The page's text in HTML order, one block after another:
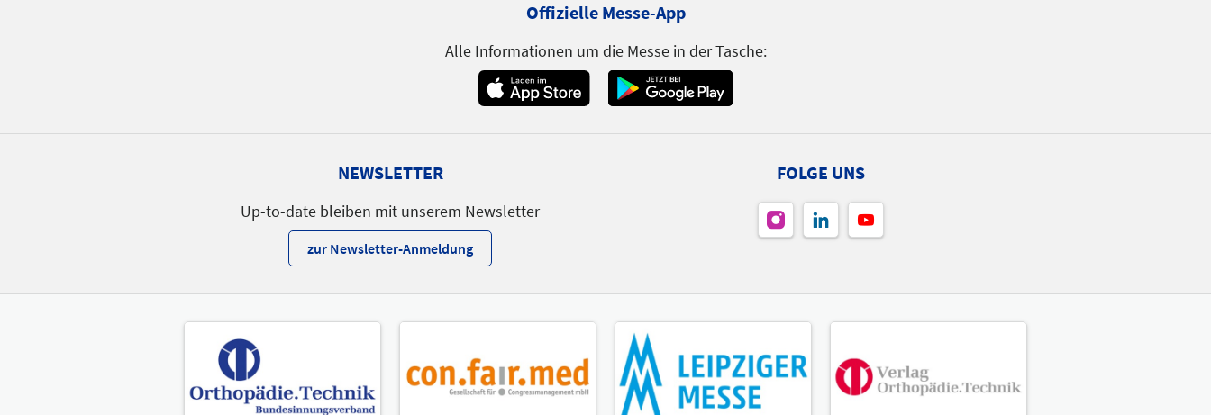
Referent
Themen
Orthopädietechnik |
Versorgungsbereich "Sonstiges"
Offizielle Messe-App
Alle Informationen um die Messe in der Tasche:
NEWSLETTER
Up-to-date bleiben mit unserem Newsletter
zur Newsletter-Anmeldung
FOLGE UNS